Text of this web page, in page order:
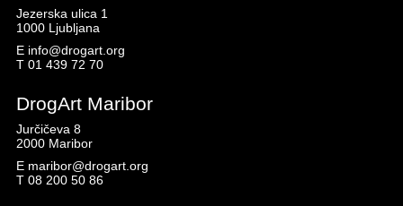
Jezerska ulica 1
1000 Ljubljana
E info@drogart.org
T 01 439 72 70
DrogArt Maribor
Jurčičeva 8
2000 Maribor
E maribor@drogart.org
T 08 200 50 86